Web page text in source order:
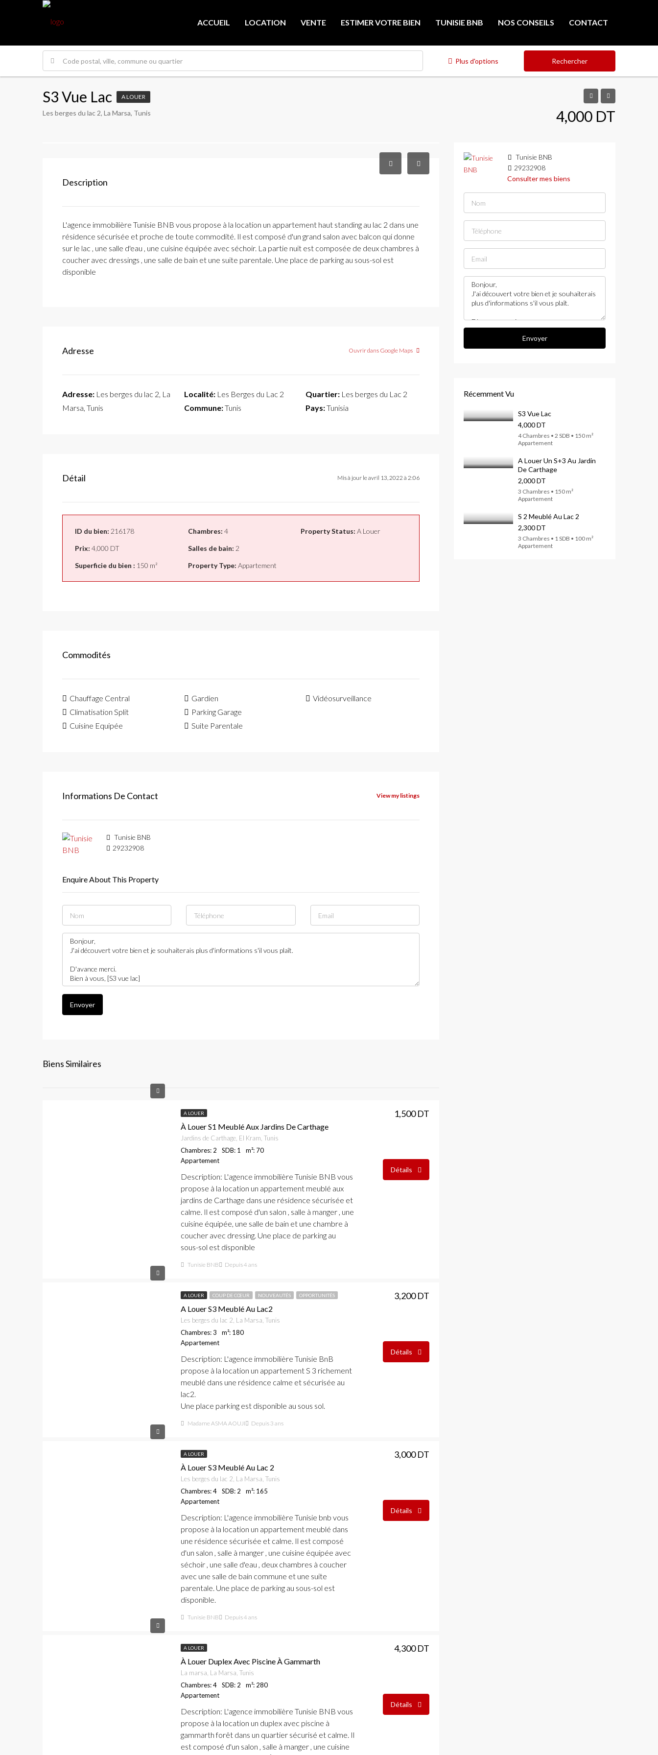
ACCUEIL LOCATION VENTE ESTIMER VOTRE BIEN TUNISIE BNB NOS CONSEILS CONTACT
Plus d'options Rechercher
S3 Vue Lac A LOUER
Les berges du lac 2, La Marsa, Tunis 4,000 DT
Description
L'agence immobilière Tunisie BNB vous propose à la location un appartement haut standing au lac 2 dans une
résidence sécurisée et proche de toute commodité. Il est composé d'un grand salon avec balcon qui donne
sur le lac , une salle d'eau , une cuisine équipée avec séchoir. La partie nuit est composée de deux chambres à
coucher avec dressings , une salle de bain et une suite parentale. Une place de parking au sous-sol est
disponible
Adresse Ouvrir dans Google Maps
Adresse: Les berges du lac 2, La
Marsa, Tunis
Localité:Les Berges du Lac 2
Commune:Tunis
Quartier: Les berges du Lac 2
Pays:Tunisia
Détail Mis à jour le avril 13, 2022 à 2:06
ID du bien: 216178
Prix: 4,000 DT
Superficie du bien : 150 m²
Chambres: 4
Salles de bain: 2
Property Type: Appartement
Property Status: A Louer
Commodités
Chauffage Central
Climatisation Split
Cuisine Equipée
Gardien
Parking Garage
Suite Parentale
Vidéosurveillance
Informations De Contact View my listings
Tunisie BNB
29232908
Enquire About This Property
Envoyer
Biens Similaires
A LOUER
À Louer S1 Meublé Aux Jardins De Carthage
Jardins de Carthage, El Kram, Tunis
Chambres: 2
SDB: 1
m²: 70
Appartement
Description: L'agence immobilière Tunisie BNB vous
propose à la location un appartement meublé aux
jardins de Carthage dans une résidence sécurisée et
calme. Il est composé d'un salon , salle à manger , une
cuisine équipée, une salle de bain et une chambre à
coucher avec dressing. Une place de parking au
sous-sol est disponible
Tunisie BNB Depuis 4 ans
1,500 DT
Détails
A LOUER COUP DE CŒUR NOUVEAUTÉS OPPORTUNITÉS
A Louer S3 Meublé Au Lac2
Les berges du lac 2, La Marsa, Tunis
Chambres: 3
m²: 180
Appartement
Description: L'agence immobilière Tunisie BnB
propose à la location un appartement S 3 richement
meublé dans une résidence calme et sécurisée au
lac2.
Une place parking est disponible au sous sol.
Madame ASMA AOUJI Depuis 3 ans
3,200 DT
Détails
A LOUER
À Louer S3 Meublé Au Lac 2
Les berges du lac 2, La Marsa, Tunis
Chambres: 4
SDB: 2
m²: 165
Appartement
Description: L'agence immobilière Tunisie bnb vous
propose à la location un appartement meublé dans
une résidence sécurisée et calme. Il est composé
d'un salon , salle à manger , une cuisine équipée avec
séchoir , une salle d'eau , deux chambres à coucher
avec une salle de bain commune et une suite
parentale. Une place de parking au sous-sol est
disponible.
Tunisie BNB Depuis 4 ans
3,000 DT
Détails
A LOUER
À Louer Duplex Avec Piscine À Gammarth
La marsa, La Marsa, Tunis
Chambres: 4
SDB: 2
m²: 280
Appartement
Description: L'agence immobilière Tunisie BNB vous
propose à la location un duplex avec piscine à
gammarth forêt dans un quartier sécurisé et calme. Il
est composé d'un salon , salle à manger , une cuisine
4,300 DT
Détails
Tunisie BNB
29232908
Consulter mes biens
Envoyer
Récemment Vu
S3 Vue Lac
4,000 DT
4 Chambres • 2 SDB • 150 m²
Appartement
A Louer Un S+3 Au Jardin
De Carthage
2,000 DT
3 Chambres • 150 m²
Appartement
S 2 Meublé Au Lac 2
2,300 DT
3 Chambres • 1 SDB • 100 m²
Appartement